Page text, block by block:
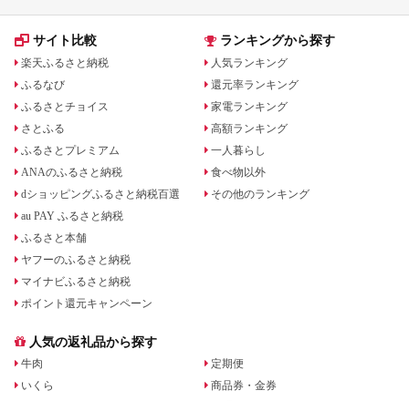
サイト比較
楽天ふるさと納税
ふるなび
ふるさとチョイス
さとふる
ふるさとプレミアム
ANAのふるさと納税
dショッピングふるさと納税百選
au PAY ふるさと納税
ふるさと本舗
ヤフーのふるさと納税
マイナビふるさと納税
ポイント還元キャンペーン
ランキングから探す
人気ランキング
還元率ランキング
家電ランキング
高額ランキング
一人暮らし
食べ物以外
その他のランキング
人気の返礼品から探す
牛肉
いくら
定期便
商品券・金券